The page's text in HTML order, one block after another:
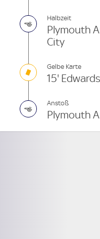
Halbzeit
Plymouth
City
Gelbe Karte
15' Edwards
Anstoß
Plymouth